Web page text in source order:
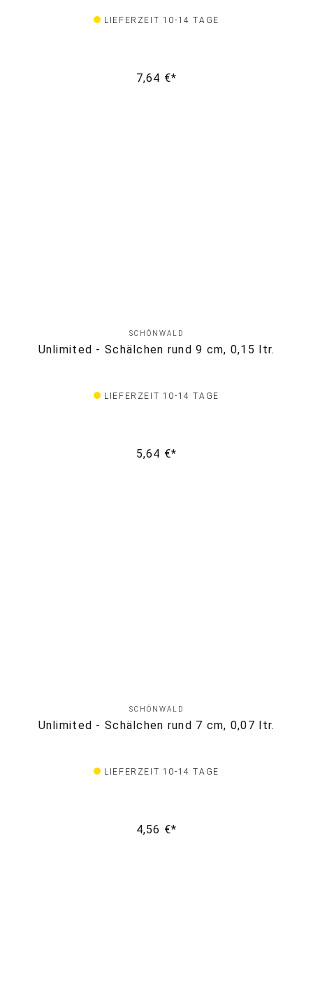
LIEFERZEIT 10-14 TAGE
7,64 €*
SCHÖNWALD
Unlimited - Schälchen rund 9 cm, 0,15 ltr.
LIEFERZEIT 10-14 TAGE
5,64 €*
SCHÖNWALD
Unlimited - Schälchen rund 7 cm, 0,07 ltr.
LIEFERZEIT 10-14 TAGE
4,56 €*